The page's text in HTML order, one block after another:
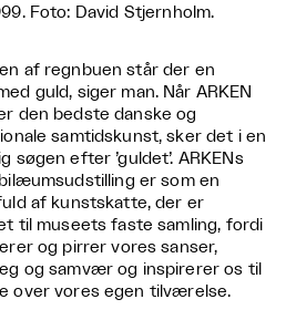
Foto: David Stjernholm.
af regnbuen står der en
guld, siger man. Når ARKEN
den bedste danske og
samtidskunst, sker det i en
søgen efter ’guldet’. ARKENs
er som en
af kunstskatte, der er
til museets faste samling, fordi
og pirrer vores sanser,
og samvær og inspirerer os til
over vores egen tilværelse.